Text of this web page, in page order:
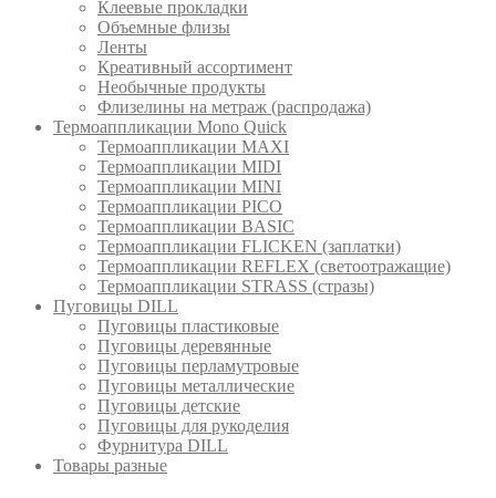
Клеевые прокладки
Объемные флизы
Ленты
Креативный ассортимент
Необычные продукты
Флизелины на метраж (распродажа)
Термоаппликации Mono Quick
Термоаппликации MAXI
Термоаппликации MIDI
Термоаппликации MINI
Термоаппликации PICO
Термоаппликации BASIC
Термоаппликации FLICKEN (заплатки)
Термоаппликации REFLEX (светоотражащие)
Термоаппликации STRASS (стразы)
Пуговицы DILL
Пуговицы пластиковые
Пуговицы деревянные
Пуговицы перламутровые
Пуговицы металлические
Пуговицы детские
Пуговицы для рукоделия
Фурнитура DILL
Товары разные